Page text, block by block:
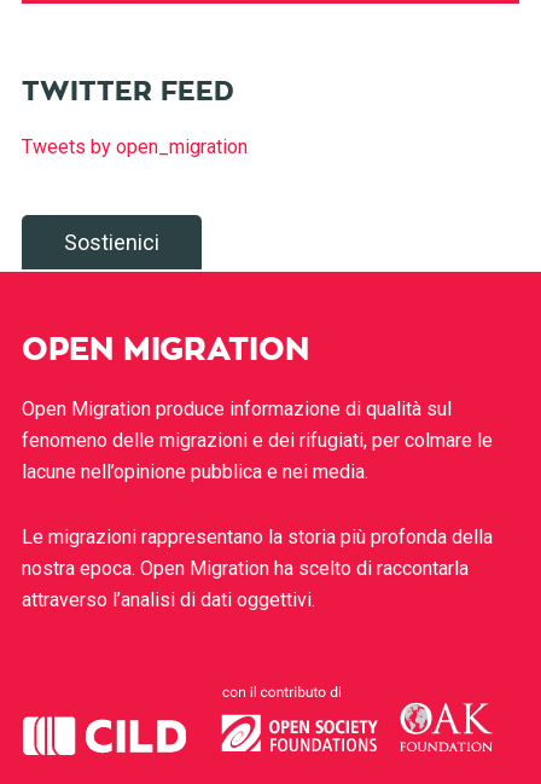
TWITTER FEED
Tweets by open_migration
Sostienici
OPEN MIGRATION
Open Migration produce informazione di qualità sul
fenomeno delle migrazioni e dei rifugiati, per colmare le
lacune nell’opinione pubblica e nei media.
Le migrazioni rappresentano la storia più profonda della
nostra epoca. Open Migration ha scelto di raccontarla
attraverso l’analisi di dati oggettivi.